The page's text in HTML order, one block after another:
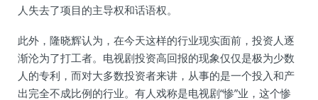
人失去了项目的主导权和话语权。
此外，隆晓辉认为，在今天这样的行业现实面前，投资人逐
渐沦为了打工者。电视剧投资高回报的现象仅仅是极为少数
人的专利，而对大多数投资者来讲，从事的是一个投入和产
出完全不成比例的行业。有人戏称是电视剧“惨”业，这个惨